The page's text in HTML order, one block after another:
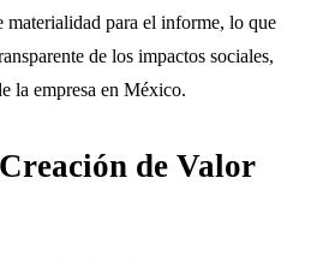
para el informe, lo que
de los impactos sociales,
la empresa en México.
de Valor